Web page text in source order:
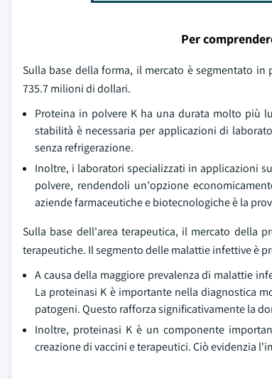
Per
Sulla base della forma, il mercato è segmentato
735.7 milioni di dollari.
Proteina in polvere K ha una durata molto più
stabilità è necessaria per applicazioni di
senza refrigerazione.
Inoltre, i laboratori specializzati in applicazioni
polvere, rendendoli un'opzione
aziende farmaceutiche e biotecnologiche è la
Sulla base dell'area terapeutica, il mercato della
terapeutiche. Il segmento delle malattie infettive è
A causa della maggiore prevalenza di malattie
La proteinasi K è importante nella diagnostica
patogeni. Questo rafforza significativamente la
Inoltre, proteinasi K è un componente
creazione di vaccini e terapeutici. Ciò evidenzia